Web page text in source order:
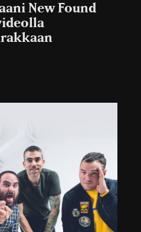
New Found